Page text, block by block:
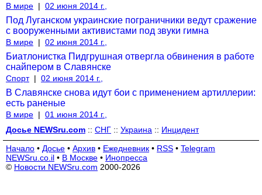
В мире | 02 июня 2014 г.,
Под Луганском украинские пограничники ведут сражение
с вооруженными активистами под звуки гимна
В мире | 02 июня 2014 г.,
Биатлонистка Пидгрушная отвергла обвинения в работе
снайпером в Славянске
Спорт | 02 июня 2014 г.,
В Славянске снова идут бои с применением артиллерии:
есть раненые
В мире | 01 июня 2014 г.,
Досье NEWSru.com :: СНГ :: Украина :: Инцидент
Начало • Досье • Архив • Ежедневник • RSS • Telegram
NEWSru.co.il • В Москве • Инопресса
© Новости NEWSru.com 2000-2026